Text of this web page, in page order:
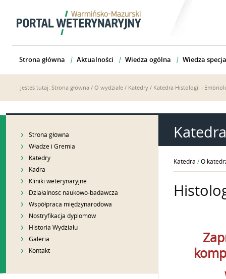
Strona główna Aktualności Wiedza ogólna Wiedza
Jesteś tutaj: Strona główna / O wydziale / Katedry / Katedra Histologii i
Strona główna
Władze i Gremia
Katedry
Kadra
Kliniki weterynaryjne
Działalność naukowo-badawcza
Współpraca międzynarodowa
Nostryfikacja dyplomów
Historia Wydziału
Galeria
Kontakt
Katedra / O